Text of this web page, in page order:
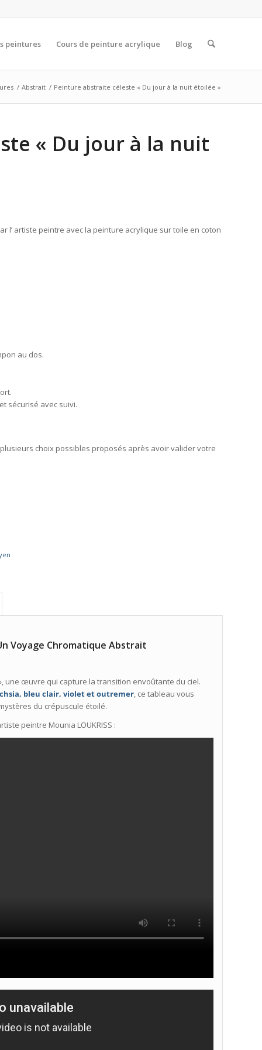
peintures Cours de peinture acrylique Blog
/ Abstrait / Peinture abstraite céleste « Du jour à la nuit étoilée »
« Du jour à la nuit
l’ artiste peintre avec la peinture acrylique sur toile en coton
au dos.
sécurisé avec suivi.
choix possibles proposés après avoir valider votre
Voyage Chromatique Abstrait
une œuvre qui capture la transition envoûtante du ciel.
bleu clair, violet et outremer, ce tableau vous
du crépuscule étoilé.
peintre Mounia LOUKRISS :